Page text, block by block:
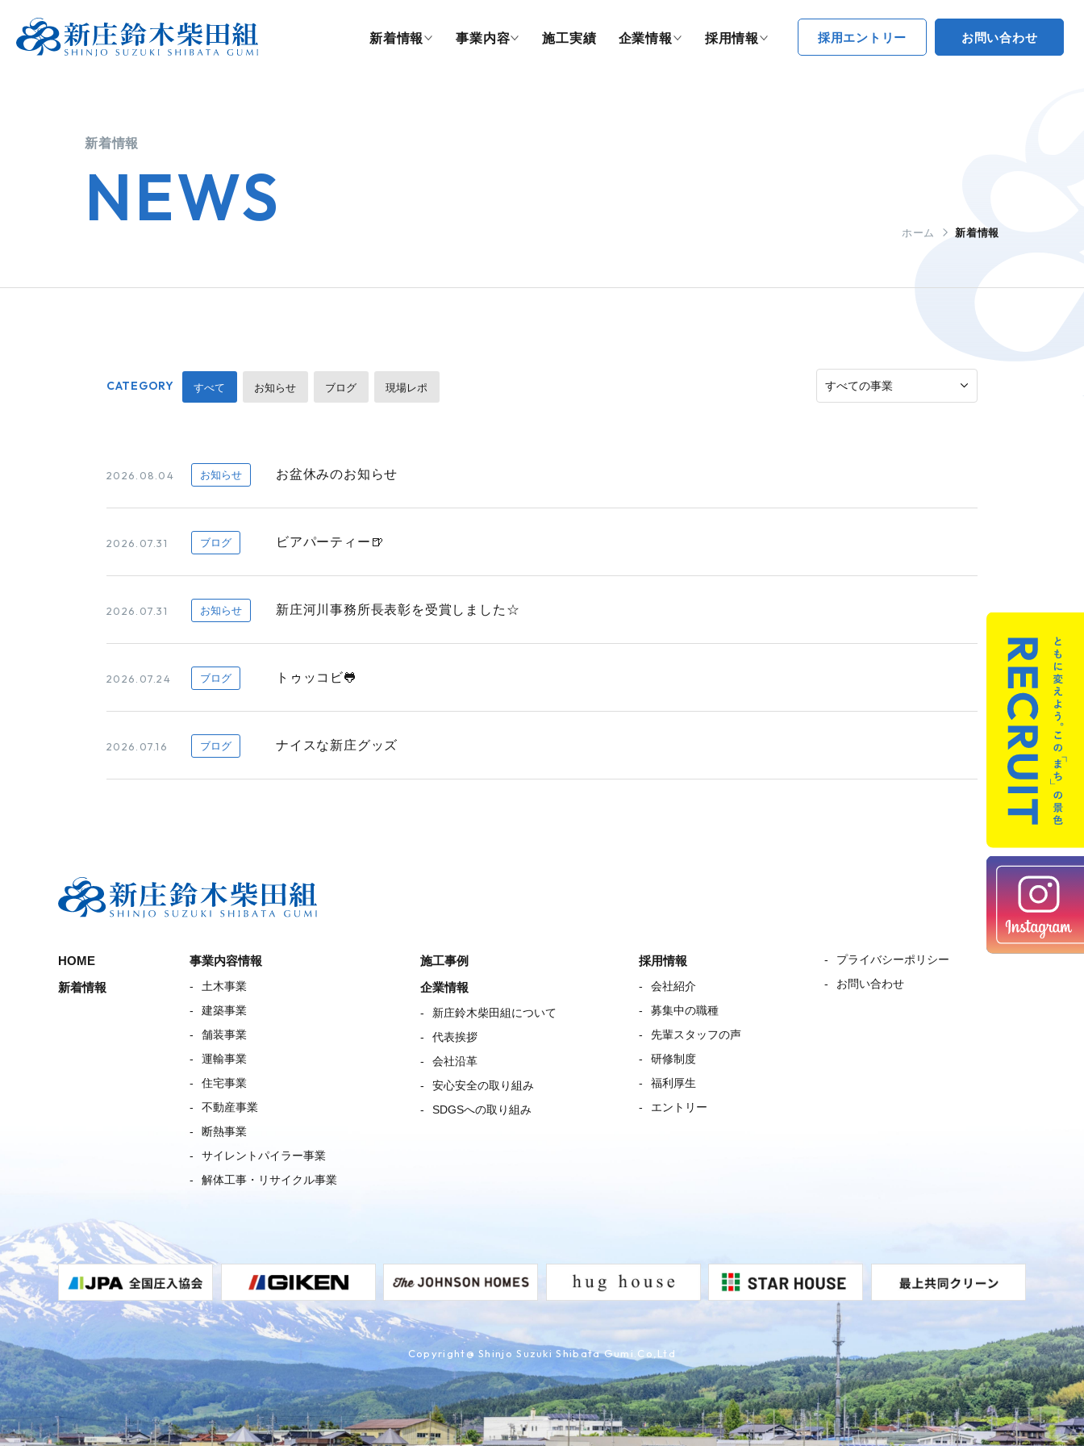
新着情報 事業内容 施工実績 企業情報 採用情報 採用エントリー お問い合わせ
新着情報
NEWS ホーム 新着情報
CATEGORY すべて お知らせ ブログ 現場レポ
2026.08.04 お知らせ お盆休みのお知らせ
2026.07.31 ブログ ビアパーティー🍺
2026.07.31 お知らせ 新庄河川事務所長表彰を受賞しました☆
2026.07.24 ブログ トゥッコビ🐸
2026.07.16 ブログ ナイスな新庄グッズ
HOME
新着情報
事業内容情報
土木事業
建築事業
舗装事業
運輸事業
住宅事業
不動産事業
断熱事業
サイレントパイラー事業
解体工事・リサイクル事業
施工事例
企業情報
新庄鈴木柴田組について
代表挨拶
会社沿革
安心安全の取り組み
SDGSへの取り組み
採用情報
会社紹介
募集中の職種
先輩スタッフの声
研修制度
福利厚生
エントリー
プライバシーポリシー
お問い合わせ
Copyright@ Shinjo Suzuki Shibata Gumi.Co,Ltd